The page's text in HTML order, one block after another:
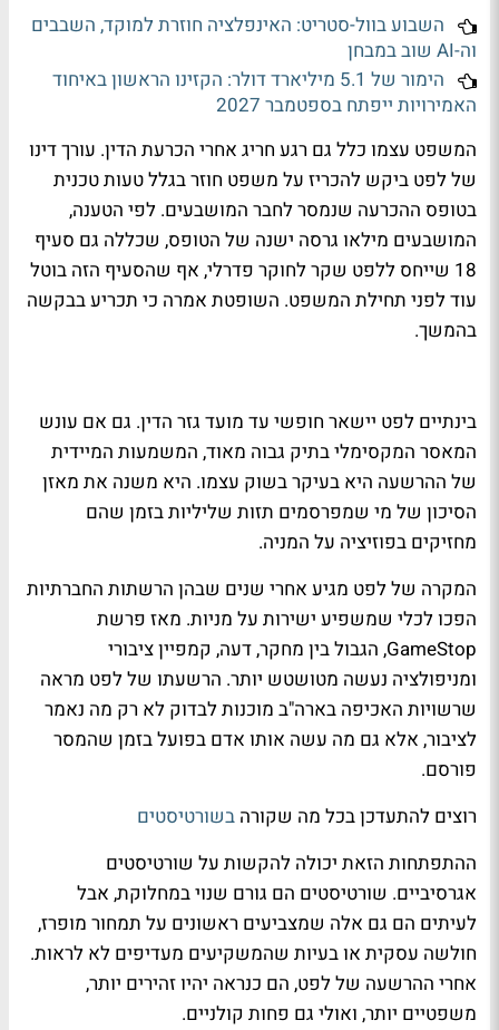
השבוע בוול-סטריט: האינפלציה חוזרת למוקד, השבבים
וה-AI שוב במבחן
הימור של 5.1 מיליארד דולר: הקזינו הראשון באיחוד
האמירויות ייפתח בספטמבר 2027
המשפט עצמו כלל גם רגע חריג אחרי הכרעת הדין. עורך דינו
של לפט ביקש להכריז על משפט חוזר בגלל טעות טכנית
בטופס ההכרעה שנמסר לחבר המושבעים. לפי הטענה,
המושבעים מילאו גרסה ישנה של הטופס, שכללה גם סעיף
18 שייחס ללפט שקר לחוקר פדרלי, אף שהסעיף הזה בוטל
עוד לפני תחילת המשפט. השופטת אמרה כי תכריע בבקשה
בהמשך.
בינתיים לפט יישאר חופשי עד מועד גזר הדין. גם אם עונש
המאסר המקסימלי בתיק גבוה מאוד, המשמעות המיידית
של ההרשעה היא בעיקר בשוק עצמו. היא משנה את מאזן
הסיכון של מי שמפרסמים תזות שליליות בזמן שהם
מחזיקים בפוזיציה על המניה.
המקרה של לפט מגיע אחרי שנים שבהן הרשתות החברתיות
הפכו לכלי שמשפיע ישירות על מניות. מאז פרשת
GameStop, הגבול בין מחקר, דעה, קמפיין ציבורי
ומניפולציה נעשה מטושטש יותר. הרשעתו של לפט מראה
שרשויות האכיפה בארה"ב מוכנות לבדוק לא רק מה נאמר
לציבור, אלא גם מה עשה אותו אדם בפועל בזמן שהמסר
פורסם.
רוצים להתעדכן בכל מה שקורה בשורטיסטים
ההתפתחות הזאת יכולה להקשות על שורטיסטים
אגרסיביים. שורטיסטים הם גורם שנוי במחלוקת, אבל
לעיתים הם גם אלה שמצביעים ראשונים על תמחור מופרז,
חולשה עסקית או בעיות שהמשקיעים מעדיפים לא לראות.
אחרי ההרשעה של לפט, הם כנראה יהיו זהירים יותר,
משפטיים יותר, ואולי גם פחות קולניים.